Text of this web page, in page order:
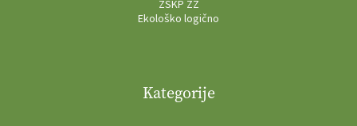
ZSKP ZŽ
Ekološko logično
Kategorije